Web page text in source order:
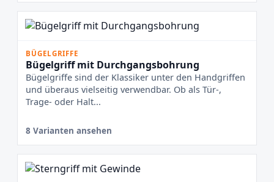
BÜGELGRIFFE
Bügelgriff mit Durchgangsbohrung
Bügelgriffe sind der Klassiker unter den Handgriffen
und überaus vielseitig verwendbar. Ob als Tür-,
Trage- oder Halt...
8 Varianten ansehen